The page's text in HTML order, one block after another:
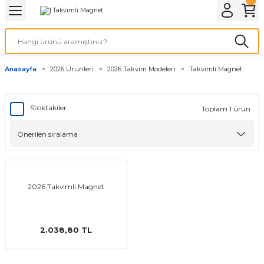
Geri Dön
Geri Dön
Geri Dön
Geri Dön
Ürünleri
Geri Dön
Geri Dön
Geri Dön
Anasayfa 2026 Ürünleri 2026 Takvim Modeleri Takvimli Magnet
Stoktakiler Toplam 1 ürün
2026 Takvimli Magnet
2.038,80 TL